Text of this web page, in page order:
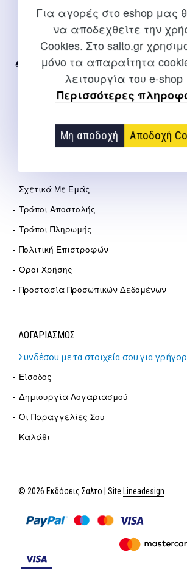
Για αγορές στο eshop μας
να αποδεχθείτε την
Cookies. Στο salto.gr
μόνο τα απαραίτητα
λειτουργία του e-
Περισσότερες
Μη αποδοχή Αποδοχή
ΕΠΙΚΟΙΝΩΝΊΑ
Για διευκρινίσεις και υποστήριξη
Internet
2310 267108
info@salto.gr
Σχετικά Με Εμάς
Τρόποι Αποστολής
Τρόποι Πληρωμής
Πολιτική Επιστροφών
Όροι Χρήσης
Προστασία Προσωπικών Δεδομένων
ΛΟΓΑΡΙΑΣΜΟΣ
Συνδέσου με τα στοιχεία σου για
Είσοδος
Δημιουργία Λογαριασμού
Οι Παραγγελίες Σου
Καλάθι
© 2026 Εκδόσεις Σαλτο | Site Lineadesign